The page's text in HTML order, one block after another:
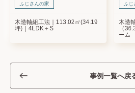
ふじさんの家
木造軸組工法
113.02㎡(34.19
坪)
4LDK＋S
ふ
木造
（
ーム
事例一覧へ戻